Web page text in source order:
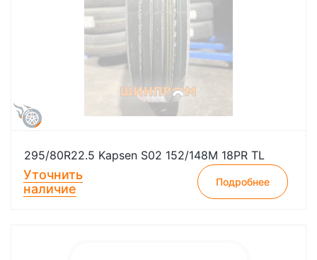
295/80R22.5 Kapsen S02 152/148M 18PR TL
Уточнить
наличие
Подробнее